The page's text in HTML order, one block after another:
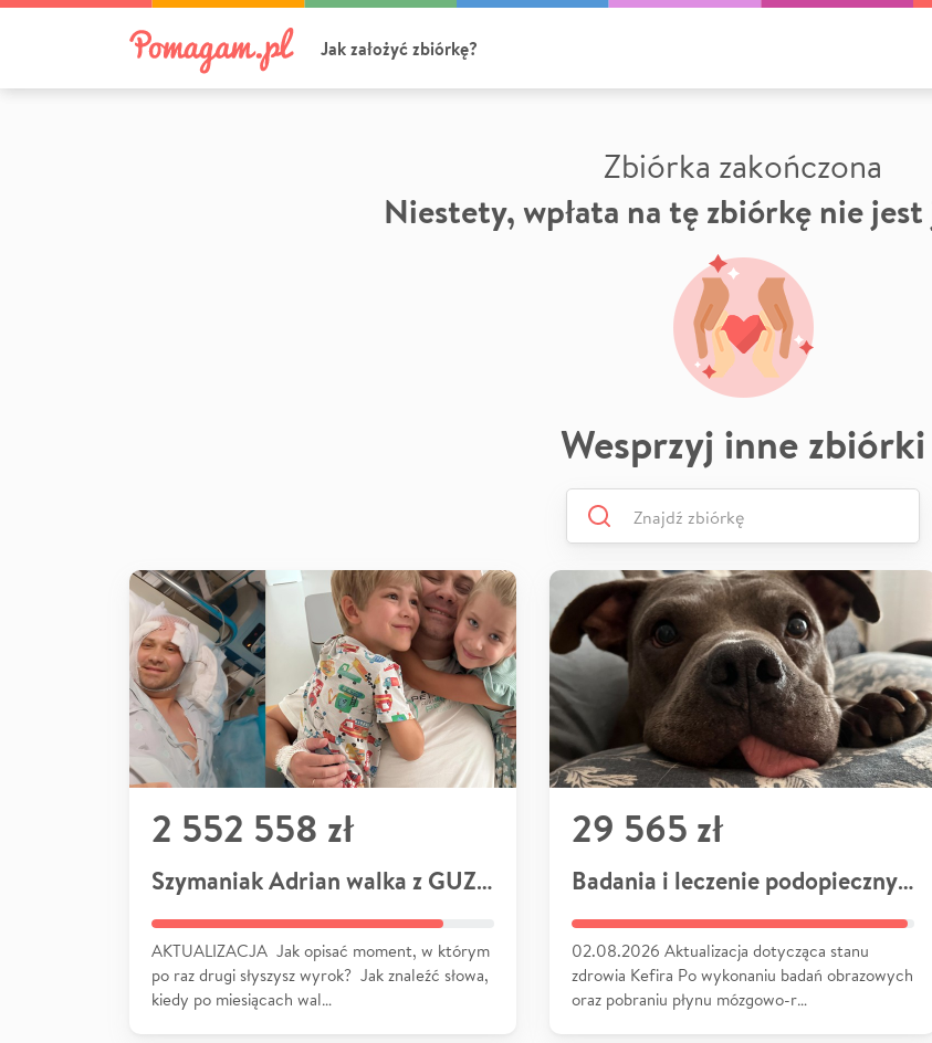
Jak założyć zbiórkę?
Zbiórka zakończona
Niestety, wpłata na tę zbiórkę nie
Wesprzyj inne zbiórki
2 552 558 zł
Szymaniak Adrian walka z GUZEM
AKTUALIZACJA Jak opisać moment, w którym
po raz drugi słyszysz wyrok? Jak znaleźć słowa,
kiedy po miesiącach wal…
29 565 zł
Badania i leczenie podopiecznych
02.08.2026 Aktualizacja dotycząca stanu
zdrowia Kefira Po wykonaniu badań obrazowych
oraz pobraniu płynu mózgowo-r…